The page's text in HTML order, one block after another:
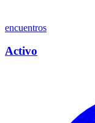
encuentros
Activo